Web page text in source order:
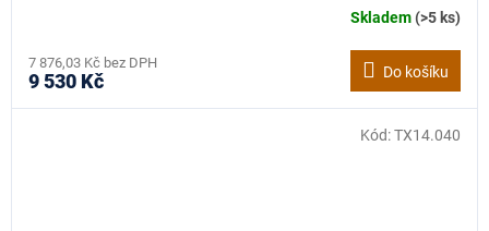
Skladem(>5 ks)
7 876,03 Kč bez DPH
9 530 Kč Do košíku
Kód:TX14.040